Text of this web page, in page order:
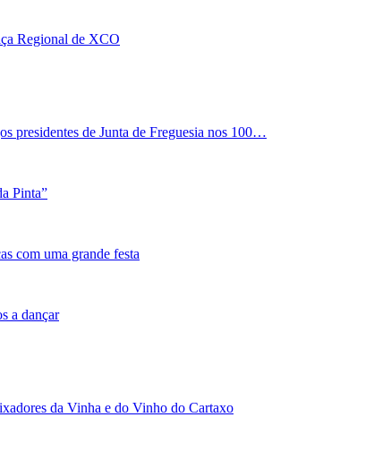
Regional de XCO
presidentes de Junta de Freguesia nos 100…
Pinta”
com uma grande festa
a dançar
da Vinha e do Vinho do Cartaxo